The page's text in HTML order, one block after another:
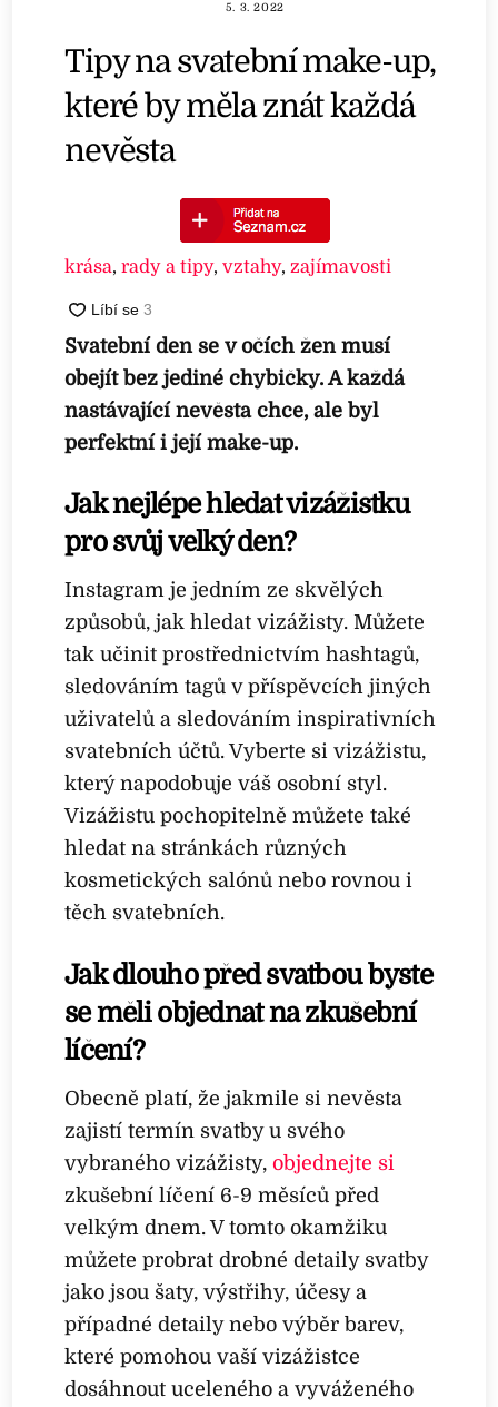
5. 3. 2022
Tipy na svatební make-up,
které by měla znát každá
nevěsta
krása,rady a tipy,vztahy, zajímavosti
Svatební den se v očích žen musí
obejít bez jediné chybičky. A každá
nastávající nevěsta chce, ale byl
perfektní i její make-up.
Jak nejlépe hledat vizážistku
pro svůj velký den?
Instagram je jedním ze skvělých
způsobů, jak hledat vizážisty. Můžete
tak učinit prostřednictvím hashtagů,
sledováním tagů v příspěvcích jiných
uživatelů a sledováním inspirativních
svatebních účtů. Vyberte si vizážistu,
který napodobuje váš osobní styl.
Vizážistu pochopitelně můžete také
hledat na stránkách různých
kosmetických salónů nebo rovnou i
těch svatebních.
Jak dlouho před svatbou byste
se měli objednat na zkušební
líčení?
Obecně platí, že jakmile si nevěsta
zajistí termín svatby u svého
vybraného vizážisty,objednejte si
zkušební líčení 6-9 měsíců před
velkým dnem. V tomto okamžiku
můžete probrat drobné detaily svatby
jako jsou šaty, výstřihy, účesy a
případné detaily nebo výběr barev,
které pomohou vaší vizážistce
dosáhnout uceleného a vyváženého